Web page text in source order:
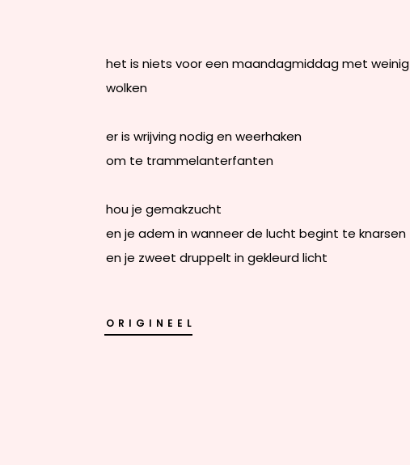
het is niets voor een maandagmiddag met weinig
wolken
er is wrijving nodig en weerhaken
om te trammelanterfanten
hou je gemakzucht
en je adem in wanneer de lucht begint te knarsen
en je zweet druppelt in gekleurd licht
ORIGINEEL